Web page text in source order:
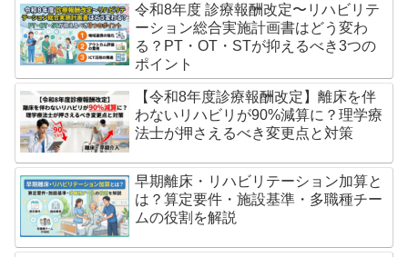
令和8年度 診療報酬改定〜リハビリテ
ーション総合実施計画書はどう変わ
る？PT・OT・STが抑えるべき3つの
ポイント
【令和8年度診療報酬改定】離床を伴
わないリハビリが90%減算に？理学療
法士が押さえるべき変更点と対策
早期離床・リハビリテーション加算と
は？算定要件・施設基準・多職種チー
ムの役割を解説